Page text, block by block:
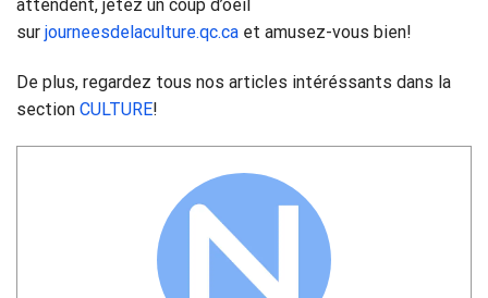
attendent, jetez un coup d’oeil
sur journeesdelaculture.qc.ca et amusez-vous bien!
De plus, regardez tous nos articles intéréssants dans la
section CULTURE!